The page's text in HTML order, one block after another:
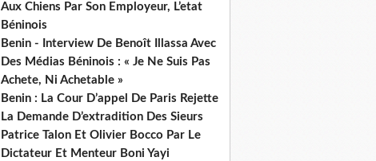
Aux Chiens Par Son Employeur, L’etat
Béninois
Benin - Interview De Benoît Illassa Avec
Des Médias Béninois : « Je Ne Suis Pas
Achete, Ni Achetable »
Benin : La Cour D’appel De Paris Rejette
La Demande D’extradition Des Sieurs
Patrice Talon Et Olivier Bocco Par Le
Dictateur Et Menteur Boni Yayi